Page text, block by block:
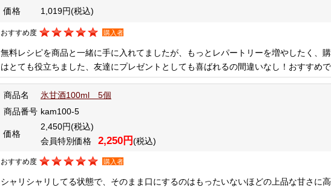
価格
1,019円(税込)
おすすめ度 購入者
無料レシピを商品と一緒に手に入れてましたが、もっとレパートリーを増やしたく、
はとても役立ちました、友達にプレゼントとしても喜ばれるの間違いなし！おすすめで
商品名
氷甘酒100ml 5個
商品番号 kam100-5
価格
2,450円(税込)
会員特別価格
2,250円(税込)
おすすめ度 購入者
シャリシャリしてる状態で、そのまま口にするのはもったいないほどの上品な甘さに